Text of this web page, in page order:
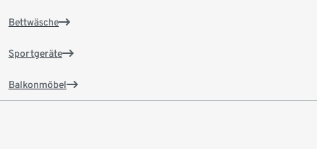
Bettwäsche
Sportgeräte
Balkonmöbel